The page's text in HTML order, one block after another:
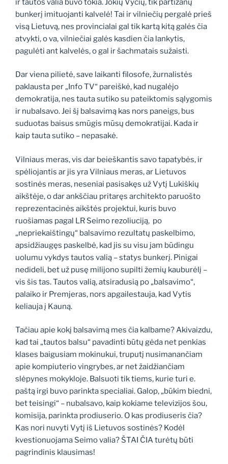
ir tautos valia buvo tokia. Jokių Vyčių, tik partizanų
bunkerį imituojanti kalvelė! Tai ir vilniečių pergalė prieš
visą Lietuvą, nes provincialai gal tik kartą kitą galės čia
atvykti, o va, vilniečiai galės kasdien čia lankytis,
pagulėti ant kalvelės, o gal ir šachmatais sužaisti.
Dar viena pilietė, save laikanti filosofe, žurnalistės
paklausta per „Info TV“ pareiškė, kad nugalėjo
demokratija, nes tauta sutiko su pateiktomis sąlygomis
ir nubalsavo. Jei šį balsavimą kas nors paneigs, bus
suduotas baisus smūgis mūsų demokratijai. Kada ir
kaip tauta sutiko – nepasakė.
Vilniaus meras, vis dar beieškantis savo tapatybės, ir
spėliojantis ar jis yra Vilniaus meras, ar Lietuvos
sostinės meras, neseniai pasisakęs už Vytį Lukiškių
aikštėje, o dar ankščiau pritaręs architekto paruošto
reprezentacinės aikštės projektui, kuris buvo
ruošiamas pagal LR Seimo rezoliuciją, po
„nepriekaištingų“ balsavimo rezultatų paskelbimo,
apsidžiaugęs paskelbė, kad jis su visu jam būdingu
uolumu vykdys tautos valią – statys bunkerį. Pinigai
nedideli, bet už pusę milijono supilti žemių kauburėlį –
vis šis tas. Tautos valią, atsiradusią po „balsavimo“,
palaiko ir Premjeras, nors apgailestauja, kad Vytis
keliauja į Kauną.
Tačiau apie kokį balsavimą mes čia kalbame? Akivaizdu,
kad tai „tautos balsu“ pavadinti būtų gėda net penkias
klases baigusiam mokinukui, truputį nusimanančiam
apie kompiuterio vingrybes, ar net žaidžiančiam
slėpynes mokykloje. Balsuoti tik tiems, kurie turi e.
paštą irgi buvo parinkta specialiai. Galop, „būkim biedni,
bet teisingi“ – nubalsavo, kaip kokiame televizijos šou,
komisija, parinkta prodiuserio. O kas prodiuseris čia?
Kas nori nuvyti Vytį iš Lietuvos sostinės? Kodėl
kvestionuojama Seimo valia? ŠTAI ČIA turėtų būti
pagrindinis klausimas!